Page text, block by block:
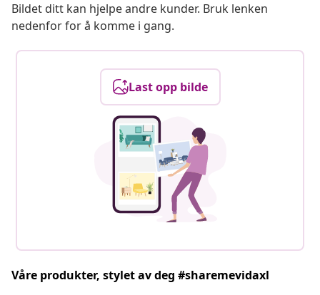
Bildet ditt kan hjelpe andre kunder. Bruk lenken
nedenfor for å komme i gang.
Last opp bilde
Våre produkter, stylet av deg #sharemevidaxl